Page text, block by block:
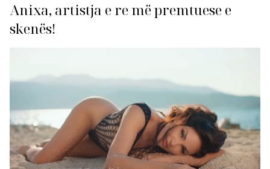
Anixa, artistja e re më premtuese e
skenës!